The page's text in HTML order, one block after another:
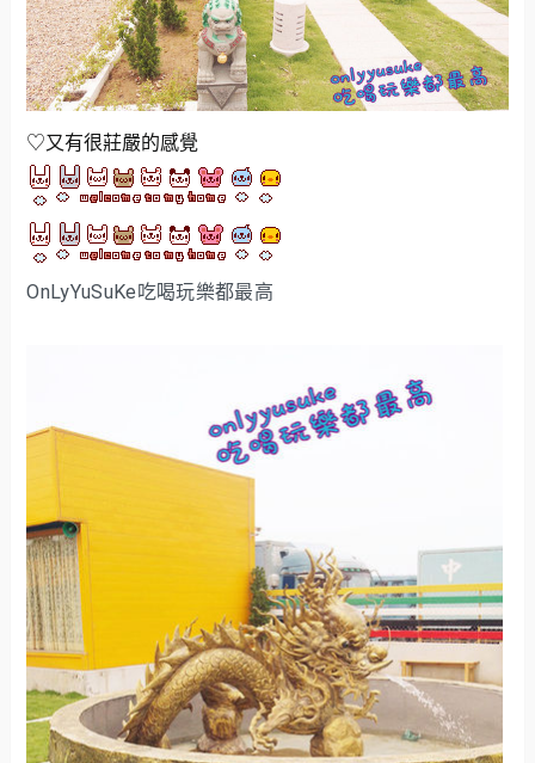
♡又有很莊嚴的感覺
OnLyYuSuKe吃喝玩樂都最高